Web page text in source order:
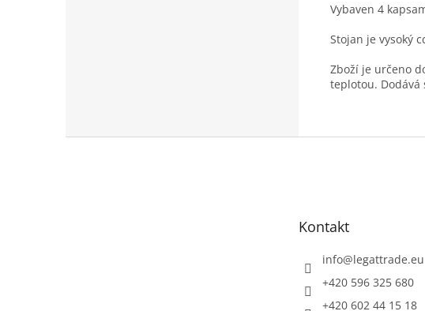
Vybaven 4
Stojan je vysoký
Zboží je určeno
teplotou. Dodává
Kontakt
info@legattrade.eu
+420 596 325 680
+420 602 44 15 18